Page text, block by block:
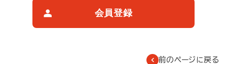
会員登録
前のページに戻る